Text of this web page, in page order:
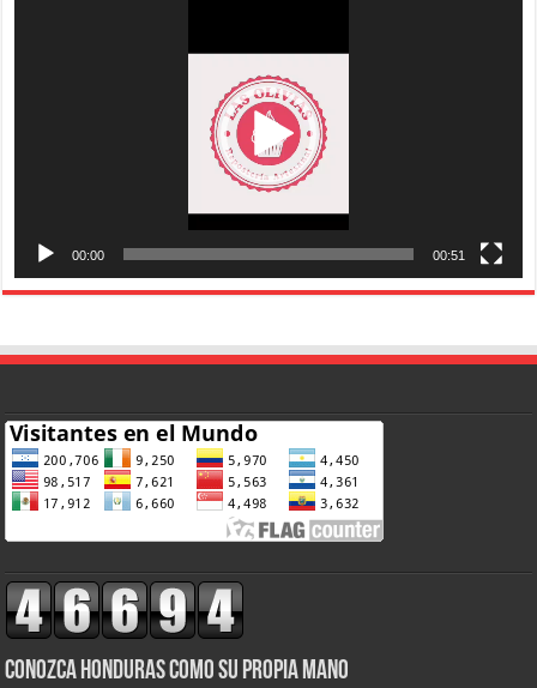
00:00 00:51
CONOZCA HONDURAS COMO SU PROPIA MANO